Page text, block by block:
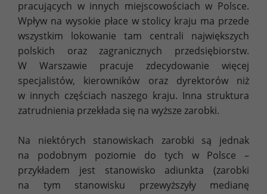
pracujących w innych miejscowościach w Polsce.
Wpływ na wysokie płace w stolicy kraju ma przede
wszystkim lokowanie tam centrali największych
polskich oraz zagranicznych przedsiębiorstw.
W Warszawie pracuje zdecydowanie więcej
specjalistów, kierowników oraz dyrektorów niż
w innych częściach naszego kraju. Inna struktura
zatrudnienia przekłada się na wyższe zarobki.
Na niektórych stanowiskach zarobki są jednak
na podobnym poziomie do tych w Polsce –
przykładem jest stanowisko adiunkta (zarobki
na tym stanowisku przewyższyły medianę